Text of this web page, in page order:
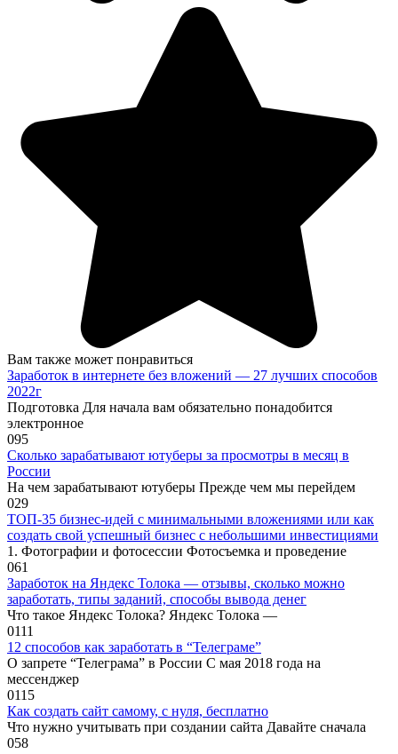
Вам также может понравиться
Заработок в интернете без вложений — 27 лучших способов
2022г
Подготовка Для начала вам обязательно понадобится
электронное
095
Сколько зарабатывают ютуберы за просмотры в месяц в
России
На чем зарабатывают ютуберы Прежде чем мы перейдем
029
ТОП-35 бизнес-идей с минимальными вложениями или как
создать свой успешный бизнес с небольшими инвестициями
1. Фотографии и фотосессии Фотосъемка и проведение
061
Заработок на Яндекс Толока — отзывы, сколько можно
заработать, типы заданий, способы вывода денег
Что такое Яндекс Толока? Яндекс Толока —
0111
12 способов как заработать в “Телеграме”
О запрете “Телеграма” в России С мая 2018 года на
мессенджер
0115
Как создать сайт самому, с нуля, бесплатно
Что нужно учитывать при создании сайта Давайте сначала
058